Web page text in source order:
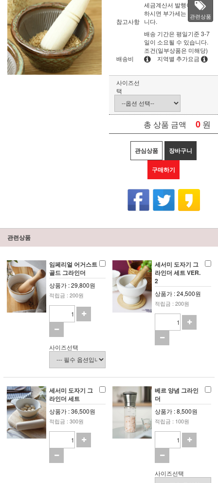
참고사항
세금계산서 발행이 필요
하시면 부가세는 별도입
니다.
배송비
배송 기간은 평일기준 3-7
일이 소요될 수 있습니다.
조건(일부상품은 미해당)
지역별 추가요금
관련상품
사이즈선
택
총 상품 금액 0 원
관심상품 장바구니
구매하기
관련상품
임페리얼 어거스트
골드 그라인더
상품가 : 29,800원
적립금 : 200원
사이즈선택
세서미 도자기 그
라인더 세트 VER.
2
상품가 : 24,500원
적립금 : 200원
세서미 도자기 그
라인더 세트
상품가 : 36,500원
적립금 : 300원
베르 양념 그라인
더
상품가 : 8,500원
적립금 : 100원
사이즈선택